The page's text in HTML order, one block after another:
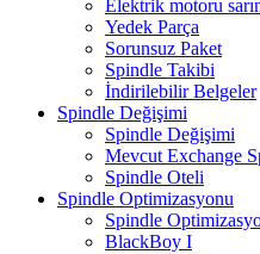
Elektrik motoru
Yedek Parça
Sorunsuz Paket
Spindle Takibi
İndirilebilir Belgeler
Spindle Değişimi
Spindle Değişimi
Mevcut Exchange
Spindle Oteli
Spindle Optimizasyonu
Spindle
BlackBoy I